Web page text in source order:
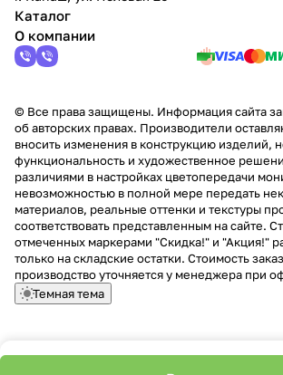
Каталог
О компании
© Все права защищены. Информация сайта
об авторских правах. Производители
вносить изменения в конструкцию изделий,
функциональность и художественное
различиями в настройках цветопередачи
невозможностью в полной мере передать
материалов, реальные оттенки и текстуры
соответствовать представленным на сайте.
отмеченных маркерами "Скидка!" и "Акция!"
только на складские остатки. Стоимость
производство уточняется у менеджера при
Темная тема